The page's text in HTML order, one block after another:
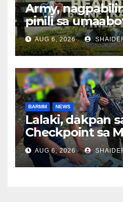
Army,
pinili sa
BARMM
AUG 6, 2026
BARMM NEWS
Lalaki, dakpan
Checkpoint sa
ug mga bala,
AUG 6, 2026